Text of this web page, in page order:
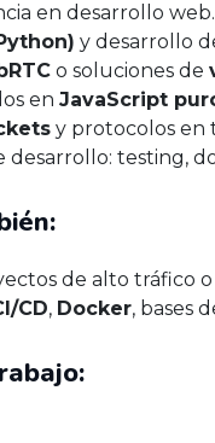
en desarrollo web.
y desarrollo
o soluciones de
en JavaScript
y protocolos en
desarrollo: testing,
de alto tráfico
CD, Docker, bases